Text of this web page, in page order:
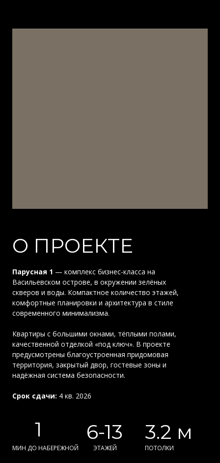
О ПРОЕКТЕ
3.2 м
6-13
1
ПОТОЛКИ
ЭТАЖЕЙ
МИН ДО НАБЕРЕЖНОЙ
Парусная 1 — комплекс бизнес-класса на
Васильевском острове, в окружении зелёных
скверов и воды. Компактное количество этажей,
комфортные планировки и архитектура в стиле
современного минимализма.
Квартиры с большими окнами, тёплыми полами,
качественной отделкой «под ключ». В проекте
предусмотрены благоустроенная придомовая
территория, закрытый двор, гостевые зоны и
надёжная система безопасности.
Срок сдачи: 4 кв. 2026